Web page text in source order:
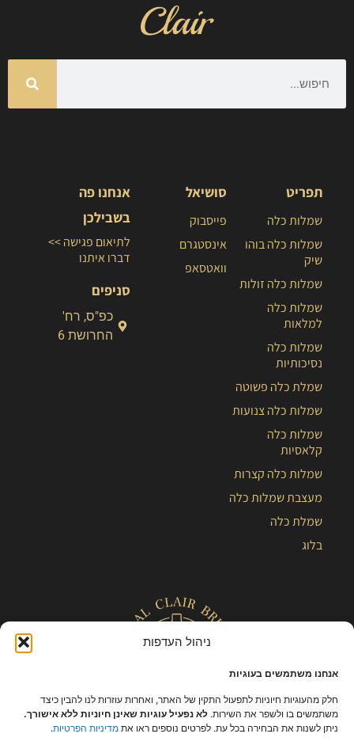
ניהול העדפות
אנחנו משתמשים בעוגיות
חלק מהעוגיות חיוניות לתפעול התקין של האתר, ואחרות עוזרות לנו להבין כיצד
משתמשים בו ולשפר את השירות. לא נפעיל עוגיות שאינן חיוניות ללא אישורך.
ניתן לשנות את הבחירה בכל עת. לפרטים נוספים ראו את מדיניות הפרטיות.
תפריט
שמלות כלה
שמלות כלה בוהו
שיק
שמלות כלה זולות
שמלות כלה
למלאות
שמלות כלה
נסיכותיות
שמלת כלה פשוטה
שמלות כלה צנועות
שמלות כלה
קלאסיות
שמלות כלה קצרות
מעצבת שמלות כלה
שמלת כלה
בלוג
סושיאל
פייסבוק
אינסטגרם
וואטסאפ
אנחנו פה
בשבילכן
לתיאום פגישה >>
דברו איתנו
סניפים
כפ"ס, רח'
החרושת 6